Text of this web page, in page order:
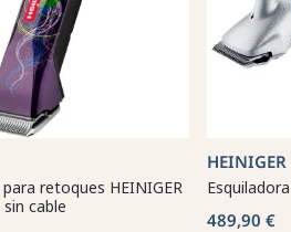
retoques HEINIGER
cable
HEINIGER
489,90 €